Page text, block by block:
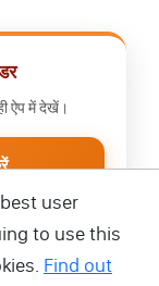
ऐप में देखें।
user
to use this
Find out